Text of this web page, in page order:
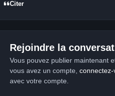
Citer
Rejoindre la
Vous pouvez publier maintenant
vous avez un compte,
avec votre compte.